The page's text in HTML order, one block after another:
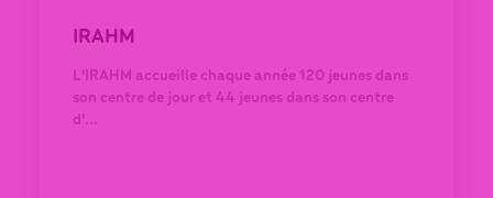
IRAHM
L'IRAHM accueille chaque année 120 jeunes dans
son centre de jour et 44 jeunes dans son centre
d'...